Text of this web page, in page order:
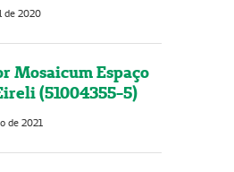
de 2020
Mosaicum Espaço
(51004355-5)
de 2021